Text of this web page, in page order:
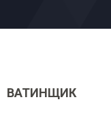
ВАТИНЩИК